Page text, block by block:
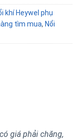
khí Heywel phụ
tìm mua, Nổi
có giá phải chăng,